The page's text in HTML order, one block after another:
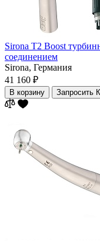
Sirona T2 Boost
соединением
Sirona, Германия
41 160 ₽
В корзину Запросить